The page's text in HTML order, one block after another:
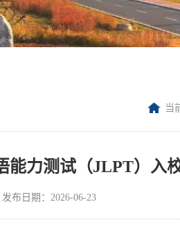
当
能力测试（JLPT）入
发布日期：2026-06-23